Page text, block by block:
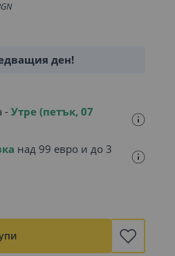
ден!
- Утре (петък, 07
над 99 евро и до 3